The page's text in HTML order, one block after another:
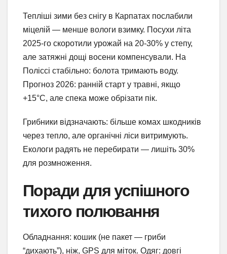
Тепліші зими без снігу в Карпатах послабили
міцелій — менше вологи взимку. Посухи літа
2025-го скоротили урожай на 20-30% у степу,
але затяжні дощі восени компенсували. На
Поліссі стабільно: болота тримають воду.
Прогноз 2026: ранній старт у травні, якщо
+15°C, але спека може обрізати пік.
Грибники відзначають: більше комах шкодників
через тепло, але органічні ліси витримують.
Екологи радять не перебирати — лишіть 30%
для розмноження.
Поради для успішного
тихого полювання
Обладнання: кошик (не пакет — гриби
“дихають”), ніж, GPS для міток. Одяг: довгі